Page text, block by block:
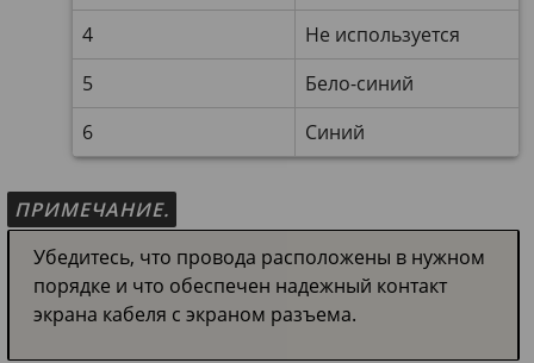
4
Не используется
5
Бело-синий
6
Синий
ПРИМЕЧАНИЕ.
Убедитесь, что провода расположены в нужном
порядке и что обеспечен надежный контакт
экрана кабеля с экраном разъема.